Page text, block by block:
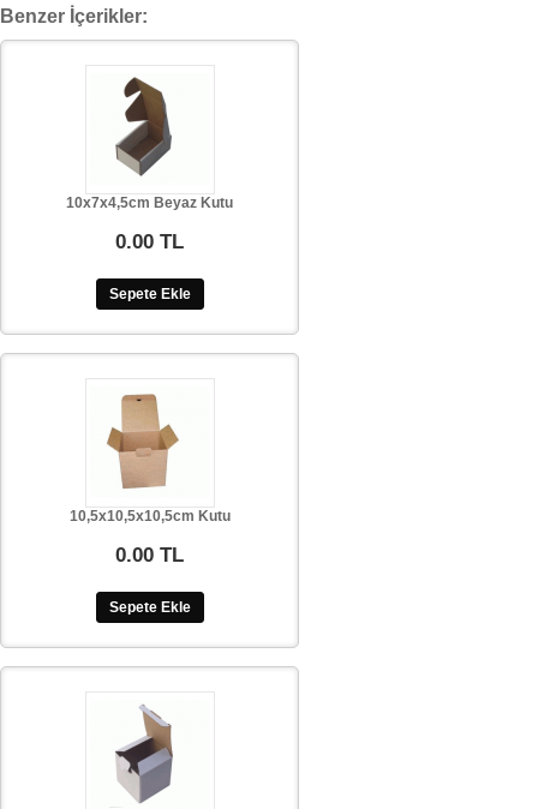
Benzer İçerikler:
10x7x4,5cm Beyaz Kutu
0.00 TL
Sepete Ekle
10,5x10,5x10,5cm Kutu
0.00 TL
Sepete Ekle